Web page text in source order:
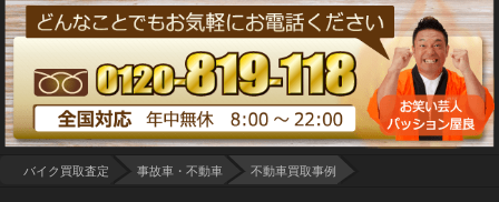
バイク買取査定 事故車・不動車 不動車買取事例